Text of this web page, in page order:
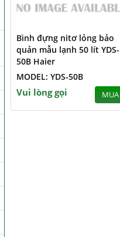
Bình đựng nitơ lỏng bảo
quản mẫu lạnh 50 lít YDS-
50B Haier
MODEL: YDS-50B
Vui lòng gọi MUA